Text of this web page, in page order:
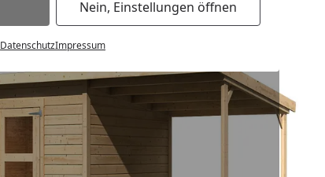
Nein, Einstellungen öffnen
DatenschutzImpressum